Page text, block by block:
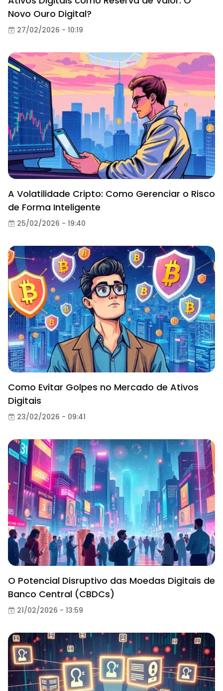
Novo Ouro Digital?
27/02/2026 - 10:19
A Volatilidade Cripto: Como Gerenciar o Risco
de Forma Inteligente
25/02/2026 - 19:40
Como Evitar Golpes no Mercado de Ativos
Digitais
23/02/2026 - 09:41
O Potencial Disruptivo das Moedas Digitais de
Banco Central (CBDCs)
21/02/2026 - 13:59